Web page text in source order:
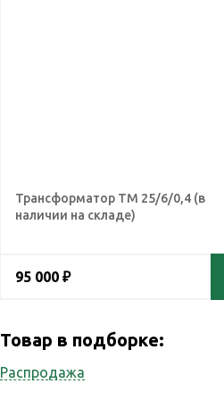
Трансформатор ТМ 25/6/0,4 (в
наличии на складе)
95 000 ₽
Товар в подборке:
Распродажа